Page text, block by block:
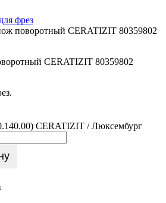
фрез
поворотный CERATIZIT 80359802
CERATIZIT 80359802
CERATIZIT / Люксембург